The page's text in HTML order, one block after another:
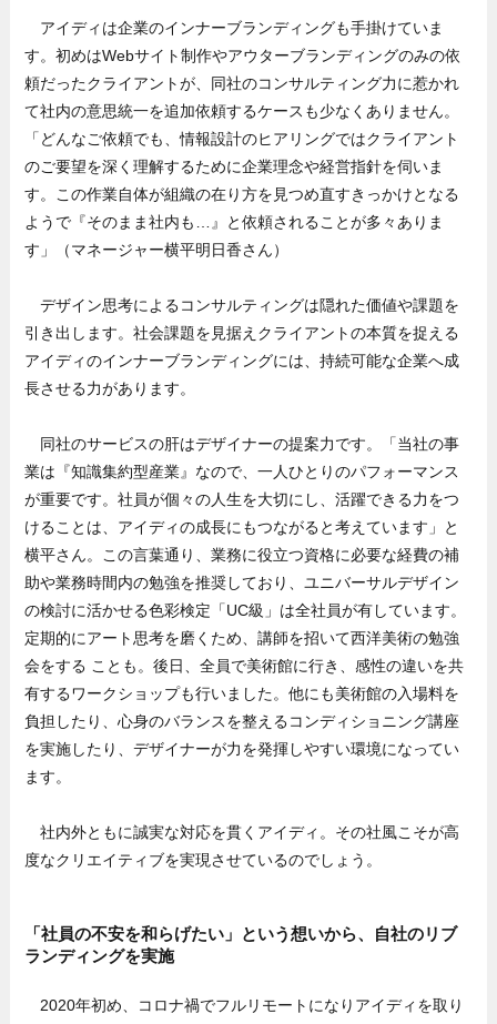
アイディは企業のインナーブランディングも手掛けていま
す。初めはWebサイト制作やアウターブランディングのみの依
頼だったクライアントが、同社のコンサルティング力に惹かれ
て社内の意思統一を追加依頼するケースも少なくありません。
「どんなご依頼でも、情報設計のヒアリングではクライアント
のご要望を深く理解するために企業理念や経営指針を伺いま
す。この作業自体が組織の在り方を見つめ直すきっかけとなる
ようで『そのまま社内も…』と依頼されることが多々ありま
す」（マネージャー横平明日香さん）
デザイン思考によるコンサルティングは隠れた価値や課題を
引き出します。社会課題を見据えクライアントの本質を捉える
アイディのインナーブランディングには、持続可能な企業へ成
長させる力があります。
同社のサービスの肝はデザイナーの提案力です。「当社の事
業は『知識集約型産業』なので、一人ひとりのパフォーマンス
が重要です。社員が個々の人生を大切にし、活躍できる力をつ
けることは、アイディの成長にもつながると考えています」と
横平さん。この言葉通り、業務に役立つ資格に必要な経費の補
助や業務時間内の勉強を推奨しており、ユニバーサルデザイン
の検討に活かせる色彩検定「UC級」は全社員が有しています。
定期的にアート思考を磨くため、講師を招いて西洋美術の勉強
会をする ことも。後日、全員で美術館に行き、感性の違いを共
有するワークショップも行いました。他にも美術館の入場料を
負担したり、心身のバランスを整えるコンディショニング講座
を実施したり、デザイナーが力を発揮しやすい環境になってい
ます。
社内外ともに誠実な対応を貫くアイディ。その社風こそが高
度なクリエイティブを実現させているのでしょう。
「社員の不安を和らげたい」という想いから、自社のリブ
ランディングを実施
2020年初め、コロナ禍でフルリモートになりアイディを取り